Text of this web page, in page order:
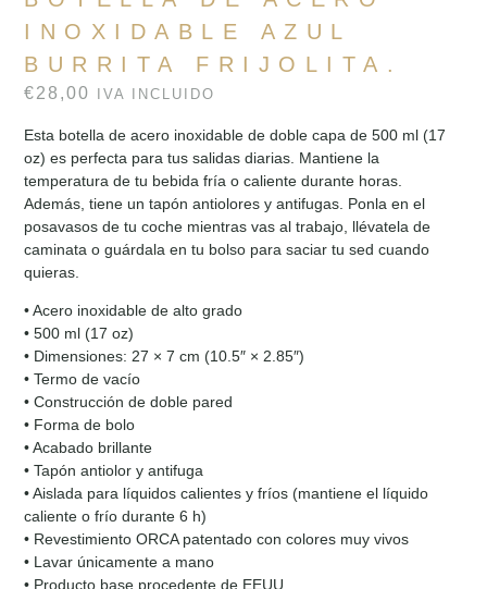
INOXIDABLE AZUL
BURRITA FRIJOLITA.
€28,00 IVA INCLUIDO
Esta botella de acero inoxidable de doble capa de 500 ml (17
oz) es perfecta para tus salidas diarias. Mantiene la
temperatura de tu bebida fría o caliente durante horas.
Además, tiene un tapón antiolores y antifugas. Ponla en el
posavasos de tu coche mientras vas al trabajo, llévatela de
caminata o guárdala en tu bolso para saciar tu sed cuando
quieras.
• Acero inoxidable de alto grado
• 500 ml (17 oz)
• Dimensiones: 27 × 7 cm (10.5″ × 2.85″)
• Termo de vacío
• Construcción de doble pared
• Forma de bolo
• Acabado brillante
• Tapón antiolor y antifuga
• Aislada para líquidos calientes y fríos (mantiene el líquido
caliente o frío durante 6 h)
• Revestimiento ORCA patentado con colores muy vivos
• Lavar únicamente a mano
• Producto base procedente de EEUU